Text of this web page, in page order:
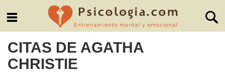
CITAS DE AGATHA
CHRISTIE